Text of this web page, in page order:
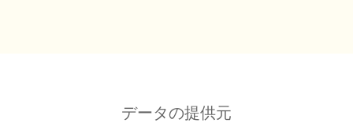
データの提供元